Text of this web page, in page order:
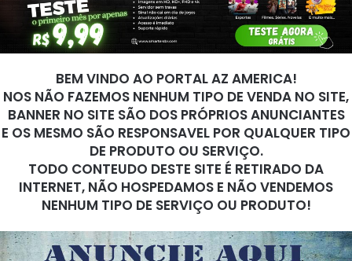
BEM VINDO AO PORTAL AZ AMERICA!
NOS NÃO FAZEMOS NENHUM TIPO DE VENDA NO SITE,
BANNER NO SITE SÃO DOS PRÓPRIOS ANUNCIANTES
E OS MESMO SÃO RESPONSAVEL POR QUALQUER TIPO
DE PRODUTO OU SERVIÇO.
TODO CONTEUDO DESTE SITE É RETIRADO DA
INTERNET, NÃO HOSPEDAMOS E NÃO VENDEMOS
NENHUM TIPO DE SERVIÇO OU PRODUTO!